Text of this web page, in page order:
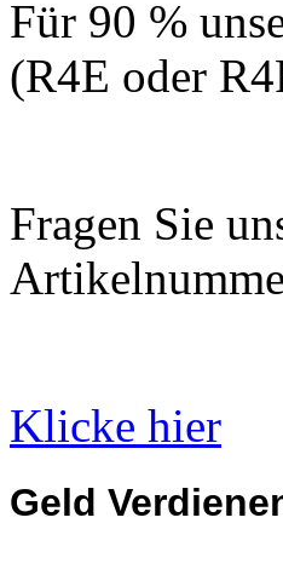
Für 90 %
(R4E oder
Fragen Sie
Klicke hier
Geld